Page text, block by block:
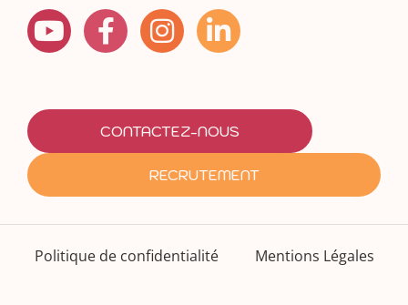
CONTACTEZ-NOUS
RECRUTEMENT
Politique de confidentialité Mentions Légales